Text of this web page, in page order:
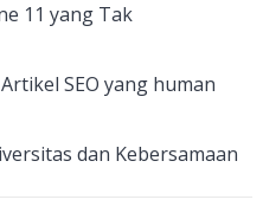
h
a
n
n
11 yang Tak
SEO yang human
dan Kebersamaan